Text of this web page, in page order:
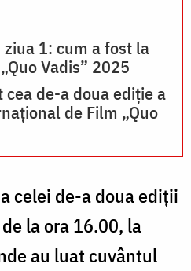
1: cum a fost la
Vadis” 2025
cea de-a doua ediție a
de Film „Quo
celei de-a doua ediții
la ora 16.00, la
au luat cuvântul